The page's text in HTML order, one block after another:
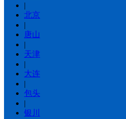
|
北京
|
唐山
|
天津
|
大连
|
包头
|
银川